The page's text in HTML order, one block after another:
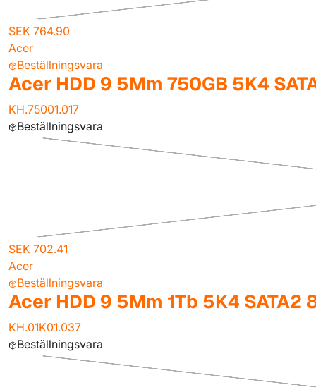
SEK 764.90
Acer
Beställningsvara
Acer HDD 9 5Mm 750GB 5K4
KH.75001.017
Beställningsvara
SEK 702.41
Acer
Beställningsvara
Acer HDD 9 5Mm 1Tb 5K4 SATA2
KH.01K01.037
Beställningsvara